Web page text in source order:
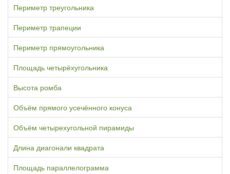
Периметр треугольника
Периметр трапеции
Периметр прямоугольника
Площадь четырёхугольника
Высота ромба
Объём прямого усечённого конуса
Объём четырехугольной пирамиды
Длина диагонали квадрата
Площадь параллелограмма